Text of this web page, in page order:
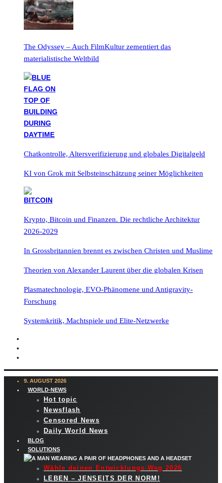
The Odyssey – Auch FilmKultur zementiert das
materialistische Weltbild
Chatkontrolle, Altersverifizierung und globales Digitalgeld
KI von Grok mit Selbsteinschätzung seiner Möglichkeiten
Krypto, Bitcoin und Finanzen. Die rechtliche Architektur
2026-2029
In Grossbritannien brennt es zwischen Christen und Muslime
Theorien von Alexander Laurent über die globalen Krisen
Plasmatechnologie, EVO-Phänomene und Antigravity-
Forschung
Systemkritik, Machtspiele und Elite-Netzwerke
9. AUGUST 2026
WORLD-NEWS
Hot topic
Newsflash
Censored News
Daily World News
BLOG
SOLUTIONS
Wähle deinen Entwicklungs-Weg 2026
LEBEN – JENSEITS DER NORM!